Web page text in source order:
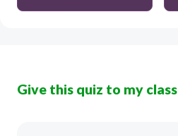
Give this quiz to my class